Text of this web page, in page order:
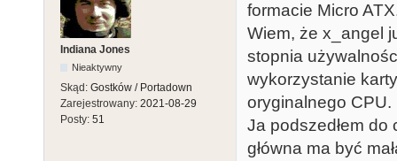
Indiana Jones
Nieaktywny
Skąd: Gostków / Portadown
Zarejestrowany: 2021-08-29
Posty: 51
formacie Micro
Wiem, że x_angel
stopnia
wykorzystanie
oryginalnego CPU.
Ja podszedłem do
główna ma być